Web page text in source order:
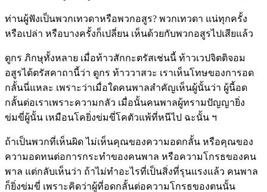
ท่านผู้ฟังเป็นพวกเทวดาหรือพวกอสูร? พวกเทวดา แน่ทุกครั้ง
หรือเปล่า หรือบางครั้งก็เปลี่ยน เห็นด้วยกับพวกอสูรไปเสียแล้ว
ดูกร ภิกษุทั้งหลาย เมื่อท้าวสักกะตรัสเช่นนี้ ท้าวเวปจิตติจอม
อสูรได้ตรัสคาถานี้ว่า ดูกร ท้าววาสวะ เราเห็นโทษของการอด
กลั้นนี่แหละ เพราะว่าเมื่อใดคนพาลสำคัญเห็นผู้นั้นว่า ผู้นี้อด
กลั้นต่อเราเพราะความกลัว เมื่อนั้นคนพาลผู้ทรามปัญญายิ่ง
ข่มขี่ผู้นั้น เหมือนโคยิ่งข่มขี่โคตัวแพ้ที่หนีไป ฉะนั้น ฯ
ถ้าเป็นพวกที่เห็นผิด ไม่เห็นคุณของความอดกลั้น หรือคุณของ
ความอดทนต่อการกระทำของคนพาล หรือความโกรธของคน
พาล แต่กลับเห็นว่า ถ้าไม่ทำอะไรที่เป็นสิ่งที่รุนแรงแล้ว คนพาล
ก็ยิ่งข่มขี่ เพราะคิดว่าผู้ที่อดกลั้นต่อความโกรธของตนนั้น